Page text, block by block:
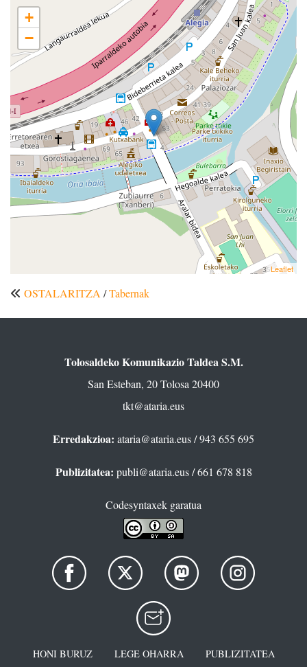
+
−
Leaflet
OSTALARITZA /Tabernak
Tolosaldeko Komunikazio Taldea S.M.
San Esteban, 20 Tolosa 20400
tkt@ataria.eus
Erredakzioa: ataria@ataria.eus/ 943 655 695
Publizitatea: publi@ataria.eus/ 661 678 818
Codesyntaxek garatua
HONI BURUZ LEGE OHARRA
PUBLIZITATEA